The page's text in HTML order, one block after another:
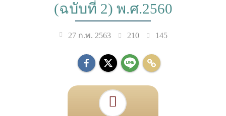
(ฉบับที่ 2) พ.ศ.2560
27 ก.พ. 2563 210 145